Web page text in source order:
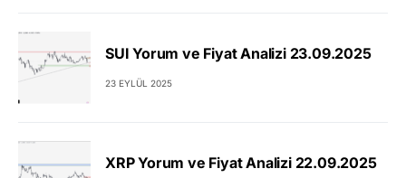
SUI Yorum ve Fiyat Analizi 23.09.2025
23 EYLÜL 2025
XRP Yorum ve Fiyat Analizi 22.09.2025